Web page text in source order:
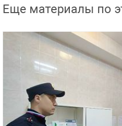
Еще материалы по